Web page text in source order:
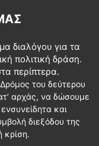
διαλόγου για τα
πολιτική δράση.
περίπτερα.
του δεύτερου
αρχάς, να δώσουμε
και
διεξόδου της
κρίση.